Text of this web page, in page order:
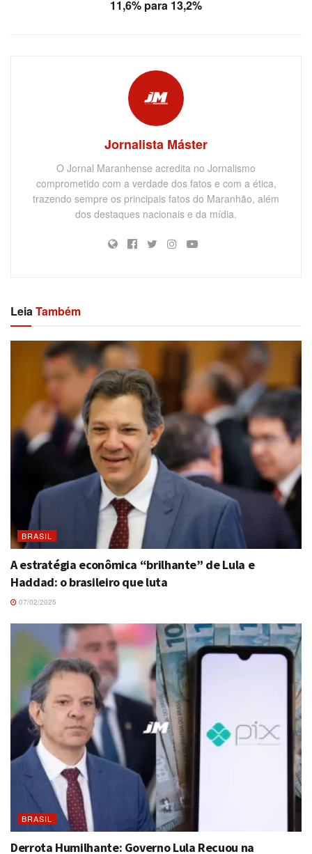
11,6% para 13,2%
Jornalista Máster
O Jornal Maranhense acredita no Jornalismo
comprometido com a verdade dos fatos e com a ética,
trazendo sempre os principais fatos do Maranhão, além
dos destaques nacionais e da mídia.
LeiaTambém
BRASIL
A estratégia econômica “brilhante” de Lula e
Haddad: o brasileiro que luta
07/02/2025
BRASIL
Derrota Humilhante: Governo Lula Recuou na